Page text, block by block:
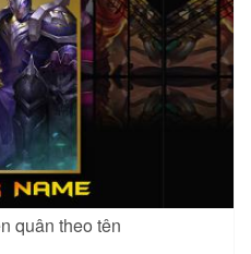
quân theo tên